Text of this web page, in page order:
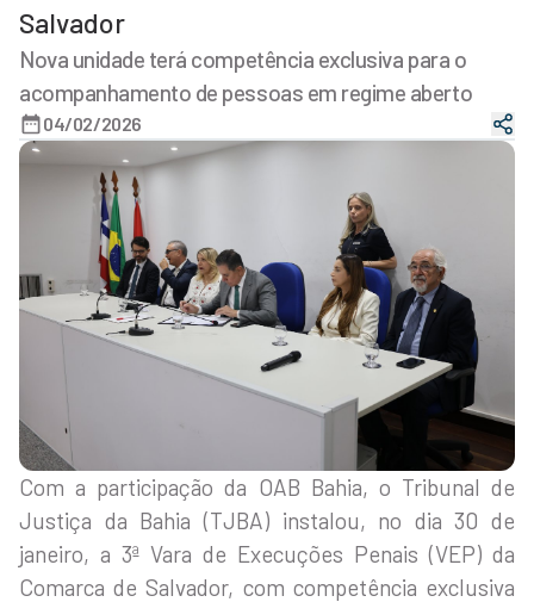
Salvador
Nova unidade terá competência exclusiva para o
acompanhamento de pessoas em regime aberto
04/02/2026
Com a participação da OAB Bahia, o Tribunal de
Justiça da Bahia (TJBA) instalou, no dia 30 de
janeiro, a 3ª Vara de Execuções Penais (VEP) da
Comarca de Salvador, com competência exclusiva